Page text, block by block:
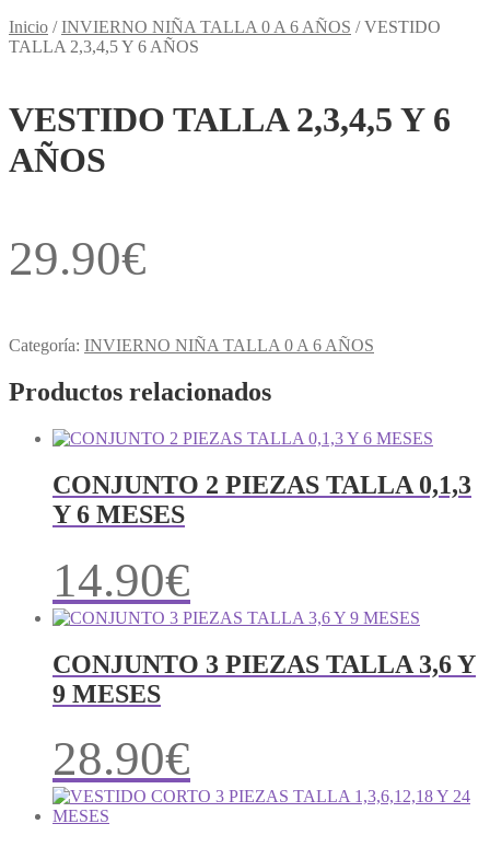
Inicio /INVIERNO NIÑA TALLA 0 A 6 AÑOS /VESTIDO
TALLA 2,3,4,5 Y 6 AÑOS
VESTIDO TALLA 2,3,4,5 Y 6
AÑOS
29.90€
Categoría: INVIERNO NIÑA TALLA 0 A 6 AÑOS
Productos relacionados
CONJUNTO 2 PIEZAS TALLA 0,1,3
Y 6 MESES
14.90€
CONJUNTO 3 PIEZAS TALLA 3,6 Y
9 MESES
28.90€